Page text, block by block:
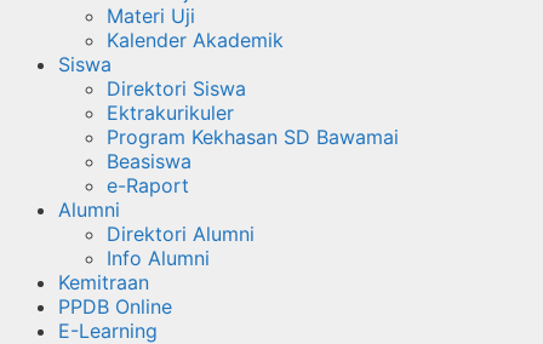
Materi Uji
Kalender Akademik
Siswa
Direktori Siswa
Ektrakurikuler
Program Kekhasan SD Bawamai
Beasiswa
e-Raport
Alumni
Direktori Alumni
Info Alumni
Kemitraan
PPDB Online
E-Learning